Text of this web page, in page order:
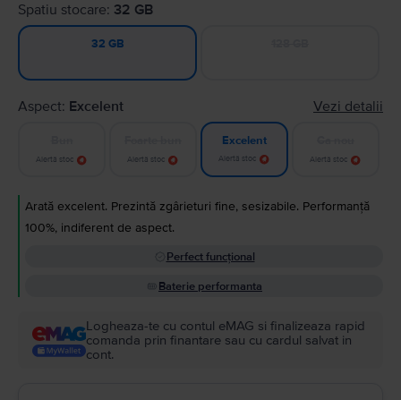
Spatiu stocare: 32 GB
32 GB
Aspect: Excelent Vezi detalii
Alertă stoc Alertă stoc
Excelent
Alertă stoc Alertă stoc
Arată excelent. Prezintă zgârieturi fine, sesizabile. Performanță
100%, indiferent de aspect.
Perfect funcțional
Baterie performanta
Logheaza-te cu contul eMAG si finalizeaza rapid
comanda prin finantare sau cu cardul salvat in
cont.